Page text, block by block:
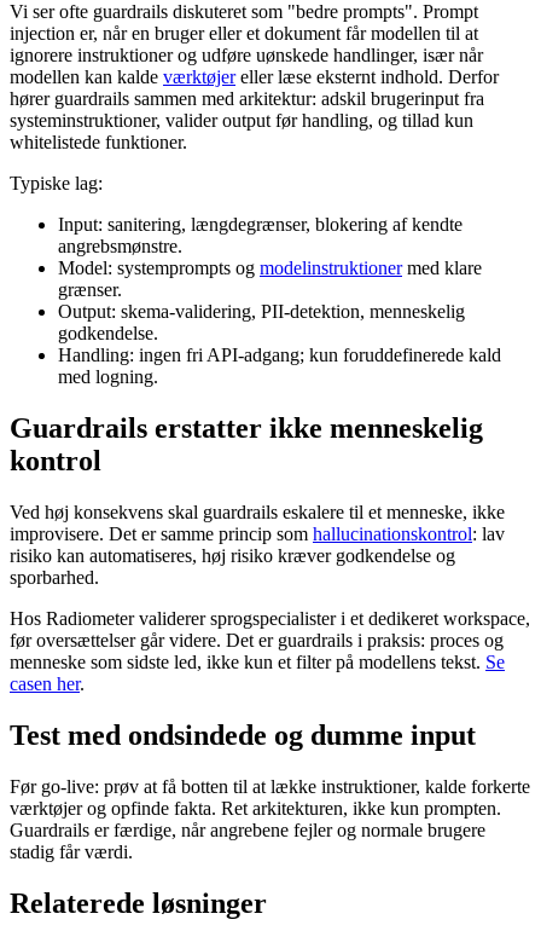
Vi ser ofte guardrails diskuteret som "bedre prompts". Prompt
injection er, når en bruger eller et dokument får modellen til at
ignorere instruktioner og udføre uønskede handlinger, især når
modellen kan kalde værktøjereller læse eksternt indhold. Derfor
hører guardrails sammen med arkitektur: adskil brugerinput fra
systeminstruktioner, valider output før handling, og tillad kun
whitelistede funktioner.
Typiske lag:
Input: sanitering, længdegrænser, blokering af kendte
angrebsmønstre.
Model: systemprompts og modelinstruktionermed klare
grænser.
Output: skema-validering, PII-detektion, menneskelig
godkendelse.
Handling: ingen fri API-adgang; kun foruddefinerede kald
med logning.
Guardrails erstatter ikke menneskelig
kontrol
Ved høj konsekvens skal guardrails eskalere til et menneske, ikke
improvisere. Det er samme princip som hallucinationskontrol: lav
risiko kan automatiseres, høj risiko kræver godkendelse og
sporbarhed.
Hos Radiometer validerer sprogspecialister i et dedikeret workspace,
før oversættelser går videre. Det er guardrails i praksis: proces og
menneske som sidste led, ikke kun et filter på modellens tekst. Se
casen her.
Test med ondsindede og dumme input
Før go-live: prøv at få botten til at lække instruktioner, kalde forkerte
værktøjer og opfinde fakta. Ret arkitekturen, ikke kun prompten.
Guardrails er færdige, når angrebene fejler og normale brugere
stadig får værdi.
Relaterede løsninger